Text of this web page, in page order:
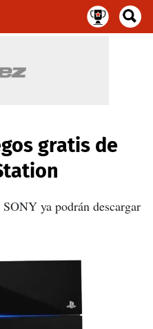
gratis de
ya podrán descargar